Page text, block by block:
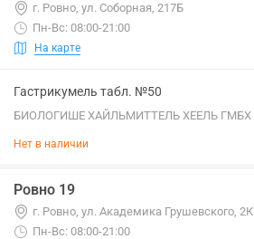
г. Ровно, ул. Соборная, 217Б
Пн-Вс: 08:00-21:00
На карте
Гастрикумель табл. №50
БИОЛОГИШЕ ХАЙЛЬМИТТЕЛЬ ХЕЕЛЬ ГМБХ
Нет в наличии
Ровно 19
г. Ровно, ул. Академика Грушевского, 2К
Пн-Вс: 08:00-21:00